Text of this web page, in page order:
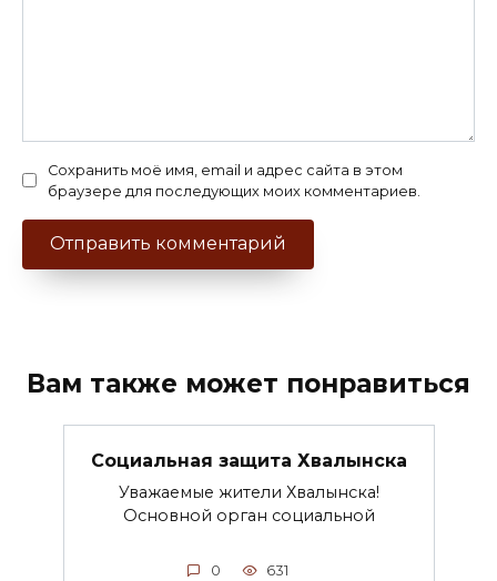
Сохранить моё имя, email и адрес сайта в этом
браузере для последующих моих комментариев.
Вам также может понравиться
Социальная защита Хвалынска
Уважаемые жители Хвалынска!
Основной орган социальной
0 631